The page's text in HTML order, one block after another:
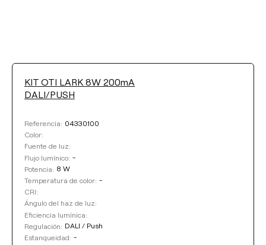
FLUJO LUMÍNICO
Seleccionar
POTENCIA
Seleccionar
TEMPERATURA DE COLOR
Seleccionar
KIT OTI LARK 8W 200mA
DALI/PUSH
Referencia: 04330100
Color:
Fuente de luz:
Flujo lumínico: -
Potencia: 8 W
Temperatura de color: -
CRI:
Ángulo del haz de luz:
Eficiencia lumínica:
Regulación: DALI / Push
Estanqueidad: -